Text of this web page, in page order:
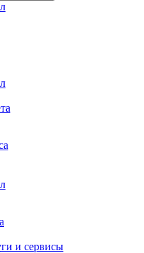
и сервисы